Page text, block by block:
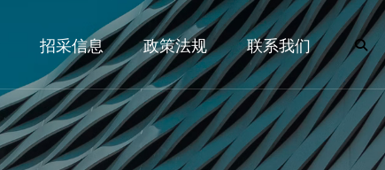
招采信息 政策法规 联系我们